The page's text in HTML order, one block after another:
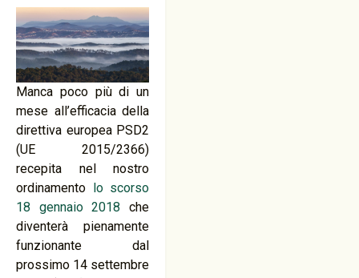
Manca poco più di un
mese all’efficacia della
direttiva europea PSD2
(UE 2015/2366)
recepita nel nostro
ordinamento lo scorso
18 gennaio 2018 che
diventerà pienamente
funzionante dal
prossimo 14 settembre